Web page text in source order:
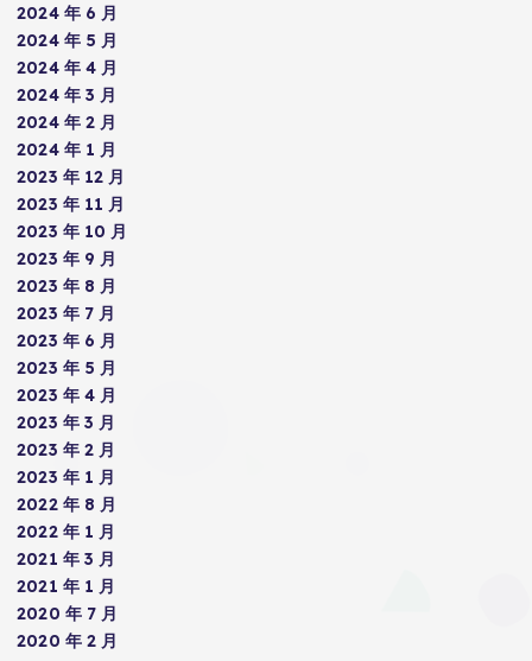
2024 年 6 月
2024 年 5 月
2024 年 4 月
2024 年 3 月
2024 年 2 月
2024 年 1 月
2023 年 12 月
2023 年 11 月
2023 年 10 月
2023 年 9 月
2023 年 8 月
2023 年 7 月
2023 年 6 月
2023 年 5 月
2023 年 4 月
2023 年 3 月
2023 年 2 月
2023 年 1 月
2022 年 8 月
2022 年 1 月
2021 年 3 月
2021 年 1 月
2020 年 7 月
2020 年 2 月